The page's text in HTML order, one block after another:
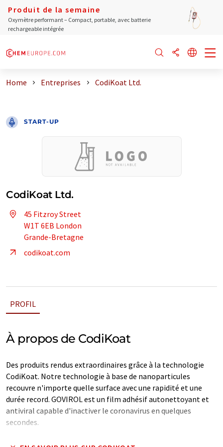
Produit de la semaine
Oxymètre performant – Compact, portable, avec batterie
rechargeable intégrée
Home Entreprises CodiKoat Ltd.
START-UP
CodiKoat Ltd.
45 Fitzroy Street
W1T 6EB London
Grande-Bretagne
codikoat.com
PROFIL
À propos de CodiKoat
Des produits rendus extraordinaires grâce à la technologie
CodiKoat. Notre technologie à base de nanoparticules
recouvre n'importe quelle surface avec une rapidité et une
durée record. GOVIROL est un film adhésif autonettoyant et
antiviral capable d'inactiver le coronavirus en quelques
secondes.